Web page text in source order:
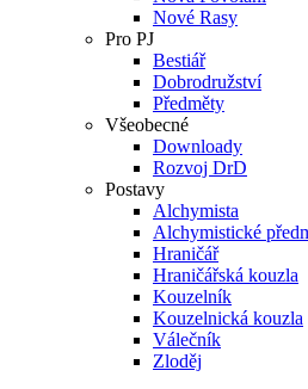
Nové Rasy
Pro PJ
Bestiář
Dobrodružství
Předměty
Všeobecné
Downloady
Rozvoj DrD
Postavy
Alchymista
Alchymistické
Hraničář
Hraničářská kouzla
Kouzelník
Kouzelnická kouzla
Válečník
Zloděj